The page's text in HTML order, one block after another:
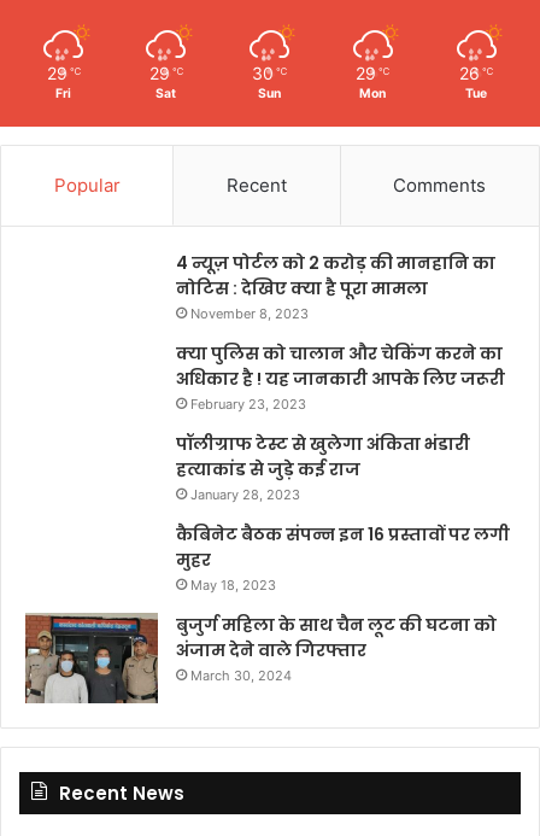
29 ℃
Fri
29 ℃
Sat
30 ℃
Sun
29 ℃
Mon
26 ℃
Tue
Popular Recent Comments
4 न्यूज़ पोर्टल को 2 करोड़ की मानहानि का
नोटिस : देखिए क्या है पूरा मामला
November 8, 2023
क्या पुलिस को चालान और चेकिंग करने का
अधिकार है ! यह जानकारी आपके लिए जरूरी
February 23, 2023
पॉलीग्राफ टेस्ट से खुलेगा अंकिता भंडारी
हत्याकांड से जुड़े कई राज
January 28, 2023
कैबिनेट बैठक संपन्न इन 16 प्रस्तावों पर लगी
मुहर
May 18, 2023
बुजुर्ग महिला के साथ चैन लूट की घटना को
अंजाम देने वाले गिरफ्तार
March 30, 2024
Recent News